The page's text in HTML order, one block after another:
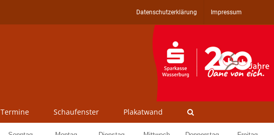
Datenschutzerklärung Impressum
Termine Schaufenster Plakatwand